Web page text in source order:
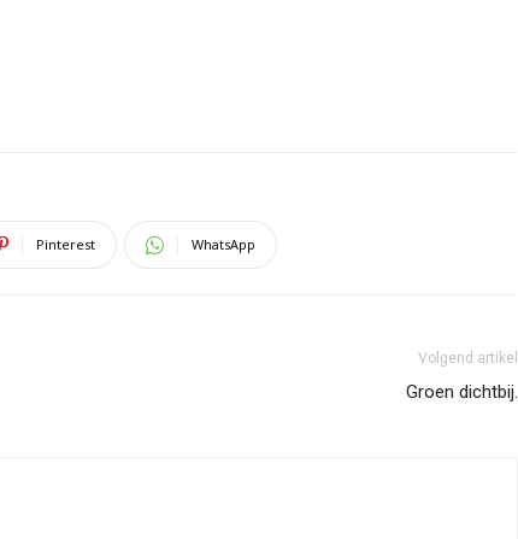
Pinterest WhatsApp
Volgend artikel
Groen dichtbij.